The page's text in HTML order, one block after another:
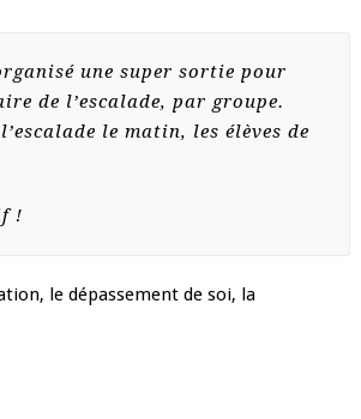
une super sortie pour
de l’escalade, par groupe.
le matin, les élèves de
!
le dépassement de soi, la